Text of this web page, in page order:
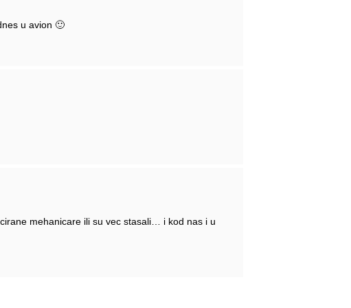
u avion 🙂
mehanicare ili su vec stasali… i kod nas i u